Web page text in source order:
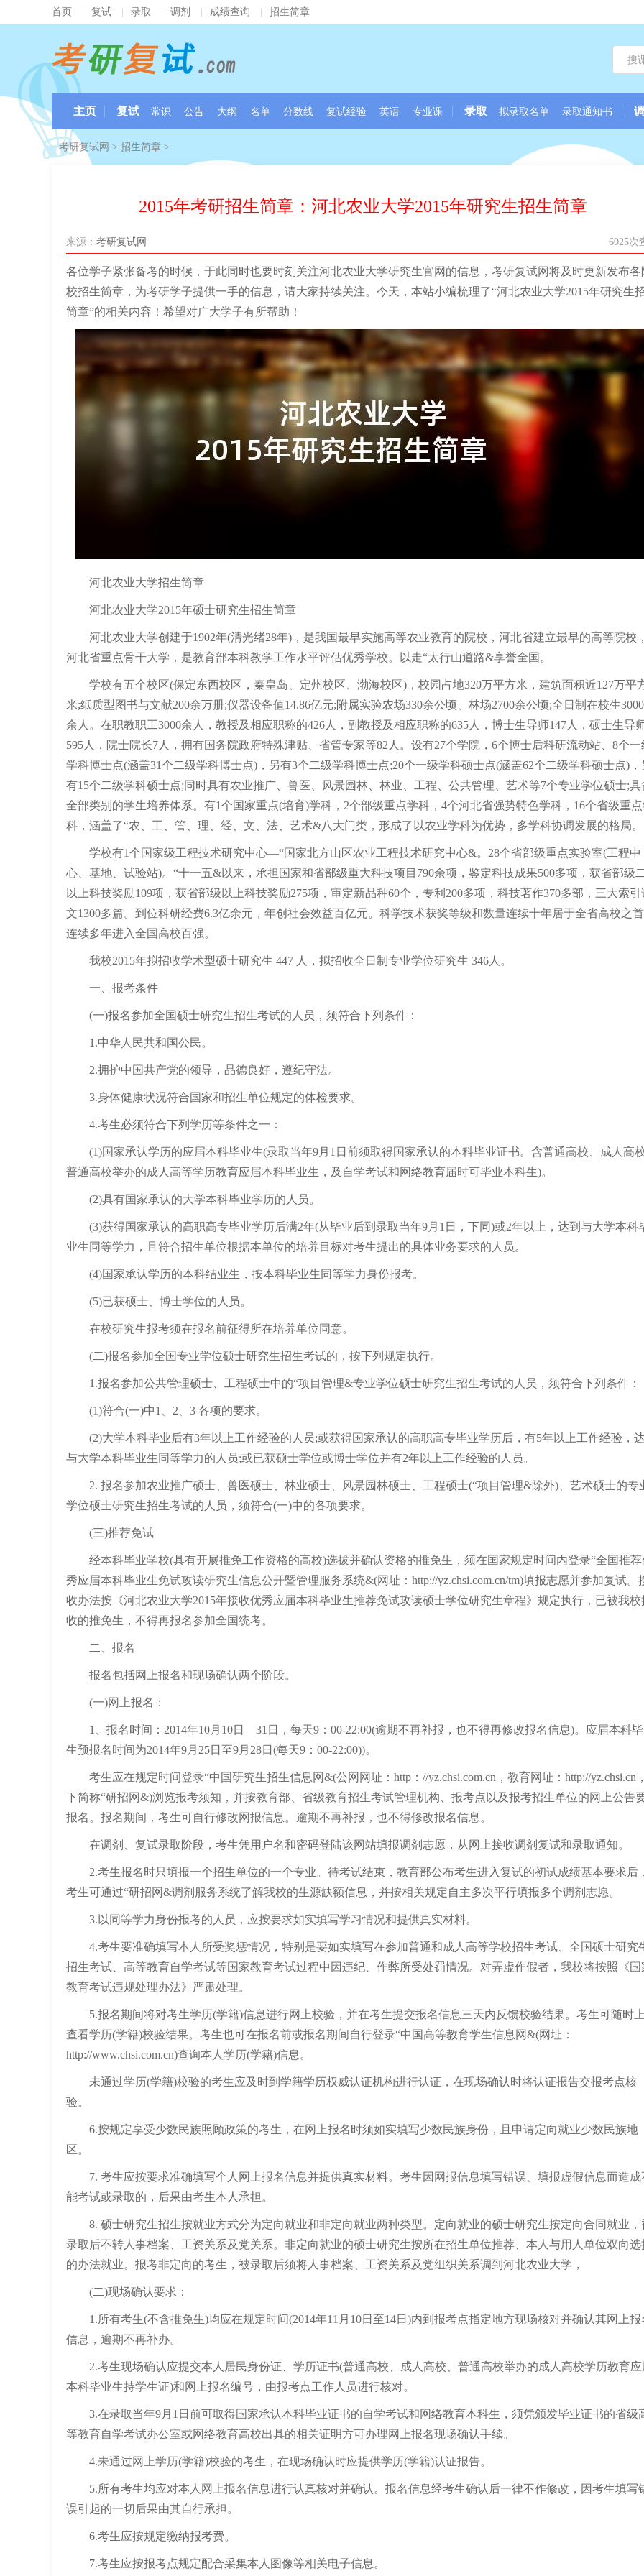
首页 复试 录取 调剂 成绩查询 招生简章
主页 复试 常识 公告 大纲 名单 分数线 复试经验 英语 专业课 录取 拟录取名单 录取通知书
考研复试网 > 招生简章 >
2015年考研招生简章：河北农业大学2015年研究生招生简章
来源： 考研复试网 6025次
各位学子紧张备考的时候，于此同时也要时刻关注河北农业大学研究生官网的信息，考研复试网将及时更新发布各
校招生简章，为考研学子提供一手的信息，请大家持续关注。今天，本站小编梳理了“河北农业大学2015年研究生
简章”的相关内容！希望对广大学子有所帮助！
河北农业大学招生简章
河北农业大学2015年硕士研究生招生简章
河北农业大学创建于1902年(清光绪28年)，是我国最早实施高等农业教育的院校，河北省建立最早的高等院校
河北省重点骨干大学，是教育部本科教学工作水平评估优秀学校。以走“太行山道路&享誉全国。
学校有五个校区(保定东西校区，秦皇岛、定州校区、渤海校区)，校园占地320万平方米，建筑面积近127万平
米;纸质型图书与文献200余万册;仪器设备值14.86亿元;附属实验农场330余公顷、林场2700余公顷;全日制在校生
余人。在职教职工3000余人，教授及相应职称的426人，副教授及相应职称的635人，博士生导师147人，硕士生导
595人，院士院长7人，拥有国务院政府特殊津贴、省管专家等82人。设有27个学院，6个博士后科研流动站、8个一
学科博士点(涵盖31个二级学科博士点)，另有3个二级学科博士点;20个一级学科硕士点(涵盖62个二级学科硕士点)，
有15个二级学科硕士点;同时具有农业推广、兽医、风景园林、林业、工程、公共管理、艺术等7个专业学位硕士;具
全部类别的学生培养体系。有1个国家重点(培育)学科，2个部级重点学科，4个河北省强势特色学科，16个省级重
科，涵盖了“农、工、管、理、经、文、法、艺术&八大门类，形成了以农业学科为优势，多学科协调发展的格局。
学校有1个国家级工程技术研究中心—“国家北方山区农业工程技术研究中心&。28个省部级重点实验室(工程中
心、基地、试验站)。“十一五&以来，承担国家和省部级重大科技项目790余项，鉴定科技成果500多项，获省部级
以上科技奖励109项，获省部级以上科技奖励275项，审定新品种60个，专利200多项，科技著作370多部，三大索引
文1300多篇。到位科研经费6.3亿余元，年创社会效益百亿元。科学技术获奖等级和数量连续十年居于全省高校之
连续多年进入全国高校百强。
我校2015年拟招收学术型硕士研究生 447 人，拟招收全日制专业学位研究生 346人。
一、报考条件
(一)报名参加全国硕士研究生招生考试的人员，须符合下列条件：
1.中华人民共和国公民。
2.拥护中国共产党的领导，品德良好，遵纪守法。
3.身体健康状况符合国家和招生单位规定的体检要求。
4.考生必须符合下列学历等条件之一：
(1)国家承认学历的应届本科毕业生(录取当年9月1日前须取得国家承认的本科毕业证书。含普通高校、成人高
普通高校举办的成人高等学历教育应届本科毕业生，及自学考试和网络教育届时可毕业本科生)。
(2)具有国家承认的大学本科毕业学历的人员。
(3)获得国家承认的高职高专毕业学历后满2年(从毕业后到录取当年9月1日，下同)或2年以上，达到与大学本科
业生同等学力，且符合招生单位根据本单位的培养目标对考生提出的具体业务要求的人员。
(4)国家承认学历的本科结业生，按本科毕业生同等学力身份报考。
(5)已获硕士、博士学位的人员。
在校研究生报考须在报名前征得所在培养单位同意。
(二)报名参加全国专业学位硕士研究生招生考试的，按下列规定执行。
1.报名参加公共管理硕士、工程硕士中的“项目管理&专业学位硕士研究生招生考试的人员，须符合下列条件：
(1)符合(一)中1、2、3 各项的要求。
(2)大学本科毕业后有3年以上工作经验的人员;或获得国家承认的高职高专毕业学历后，有5年以上工作经验，
与大学本科毕业生同等学力的人员;或已获硕士学位或博士学位并有2年以上工作经验的人员。
2. 报名参加农业推广硕士、兽医硕士、林业硕士、风景园林硕士、工程硕士(“项目管理&除外)、艺术硕士的专
学位硕士研究生招生考试的人员，须符合(一)中的各项要求。
(三)推荐免试
经本科毕业学校(具有开展推免工作资格的高校)选拔并确认资格的推免生，须在国家规定时间内登录“全国推荐
秀应届本科毕业生免试攻读研究生信息公开暨管理服务系统&(网址：http://yz.chsi.com.cn/tm)填报志愿并参加复试。
收办法按《河北农业大学2015年接收优秀应届本科毕业生推荐免试攻读硕士学位研究生章程》规定执行，已被我校
收的推免生，不得再报名参加全国统考。
二、报名
报名包括网上报名和现场确认两个阶段。
(一)网上报名：
1、报名时间：2014年10月10日—31日，每天9：00-22:00(逾期不再补报，也不得再修改报名信息)。应届本科
生预报名时间为2014年9月25日至9月28日(每天9：00-22:00))。
考生应在规定时间登录“中国研究生招生信息网&(公网网址：http：//yz.chsi.com.cn，教育网址：http://yz.chsi.cn
下简称“研招网&)浏览报考须知，并按教育部、省级教育招生考试管理机构、报考点以及报考招生单位的网上公告
报名。报名期间，考生可自行修改网报信息。逾期不再补报，也不得修改报名信息。
在调剂、复试录取阶段，考生凭用户名和密码登陆该网站填报调剂志愿，从网上接收调剂复试和录取通知。
2.考生报名时只填报一个招生单位的一个专业。待考试结束，教育部公布考生进入复试的初试成绩基本要求后
考生可通过“研招网&调剂服务系统了解我校的生源缺额信息，并按相关规定自主多次平行填报多个调剂志愿。
3.以同等学力身份报考的人员，应按要求如实填写学习情况和提供真实材料。
4.考生要准确填写本人所受奖惩情况，特别是要如实填写在参加普通和成人高等学校招生考试、全国硕士研究
招生考试、高等教育自学考试等国家教育考试过程中因违纪、作弊所受处罚情况。对弄虚作假者，我校将按照《国
教育考试违规处理办法》严肃处理。
5.报名期间将对考生学历(学籍)信息进行网上校验，并在考生提交报名信息三天内反馈校验结果。考生可随时
查看学历(学籍)校验结果。考生也可在报名前或报名期间自行登录“中国高等教育学生信息网&(网址：
http://www.chsi.com.cn)查询本人学历(学籍)信息。
未通过学历(学籍)校验的考生应及时到学籍学历权威认证机构进行认证，在现场确认时将认证报告交报考点核
验。
6.按规定享受少数民族照顾政策的考生，在网上报名时须如实填写少数民族身份，且申请定向就业少数民族地
区。
7. 考生应按要求准确填写个人网上报名信息并提供真实材料。考生因网报信息填写错误、填报虚假信息而造成
能考试或录取的，后果由考生本人承担。
8. 硕士研究生招生按就业方式分为定向就业和非定向就业两种类型。定向就业的硕士研究生按定向合同就业，
录取后不转人事档案、工资关系及党关系。非定向就业的硕士研究生按所在招生单位推荐、本人与用人单位双向选
的办法就业。报考非定向的考生，被录取后须将人事档案、工资关系及党组织关系调到河北农业大学，
(二)现场确认要求：
1.所有考生(不含推免生)均应在规定时间(2014年11月10日至14日)内到报考点指定地方现场核对并确认其网上报
信息，逾期不再补办。
2.考生现场确认应提交本人居民身份证、学历证书(普通高校、成人高校、普通高校举办的成人高校学历教育应
本科毕业生持学生证)和网上报名编号，由报考点工作人员进行核对。
3.在录取当年9月1日前可取得国家承认本科毕业证书的自学考试和网络教育本科生，须凭颁发毕业证书的省级
等教育自学考试办公室或网络教育高校出具的相关证明方可办理网上报名现场确认手续。
4.未通过网上学历(学籍)校验的考生，在现场确认时应提供学历(学籍)认证报告。
5.所有考生均应对本人网上报名信息进行认真核对并确认。报名信息经考生确认后一律不作修改，因考生填写
误引起的一切后果由其自行承担。
6.考生应按规定缴纳报考费。
7.考生应按报考点规定配合采集本人图像等相关电子信息。